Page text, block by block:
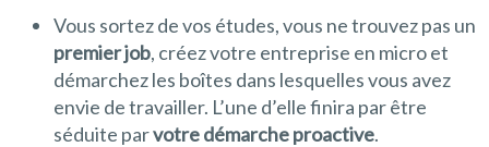
Vous sortez de vos études, vous ne trouvez pas un
premier job, créez votre entreprise en micro et
démarchez les boîtes dans lesquelles vous avez
envie de travailler. L’une d’elle finira par être
séduite parvotre démarche proactive.